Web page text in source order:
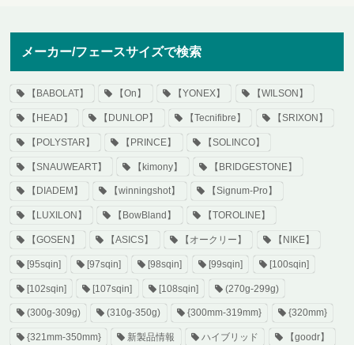
メーカー/フェースサイズで検索
【BABOLAT】 【On】 【YONEX】 【WILSON】
【HEAD】 【DUNLOP】 【Tecnifibre】 【SRIXON】
【POLYSTAR】 【PRINCE】 【SOLINCO】
【SNAUWEART】 【kimony】 【BRIDGESTONE】
【DIADEM】 【winningshot】 【Signum-Pro】
【LUXILON】 【BowBland】 【TOROLINE】
【GOSEN】 【ASICS】 【オークリー】 【NIKE】
[95sqin] [97sqin] [98sqin] [99sqin] [100sqin]
[102sqin] [107sqin] [108sqin] (270g-299g)
(300g-309g) (310g-350g) {300mm-319mm} {320mm}
{321mm-350mm} 新製品情報 ハイブリッド 【goodr】